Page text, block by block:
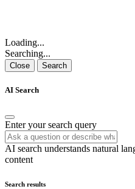
Loading...
Searching...
Close Search
AI Search
Enter your search query
AI search understands natural
content
Search results